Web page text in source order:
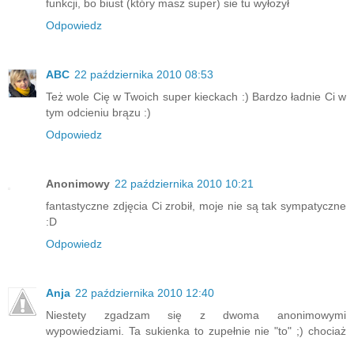
funkcji, bo biust (który masz super) sie tu wyłozył
Odpowiedz
ABC 22 października 2010 08:53
Też wole Cię w Twoich super kieckach :) Bardzo ładnie Ci w
tym odcieniu brązu :)
Odpowiedz
Anonimowy 22 października 2010 10:21
fantastyczne zdjęcia Ci zrobił, moje nie są tak sympatyczne
:D
Odpowiedz
Anja 22 października 2010 12:40
Niestety zgadzam się z dwoma anonimowymi
wypowiedziami. Ta sukienka to zupełnie nie "to" ;) chociaż